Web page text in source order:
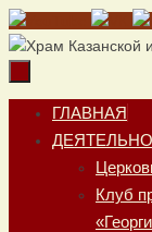
Перейти
к
Перейти
содержимому
ГЛАВНАЯ
Клуб